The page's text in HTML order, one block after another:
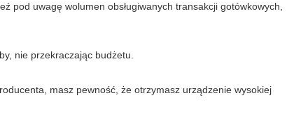
pod uwagę wolumen obsługiwanych transakcji gotówkowych,
nie przekraczając budżetu.
masz pewność, że otrzymasz urządzenie wysokiej